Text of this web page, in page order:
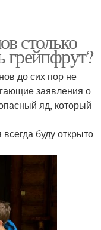
столько
грейпфрут?
до сих пор не
заявления о
яд, который
буду открыто